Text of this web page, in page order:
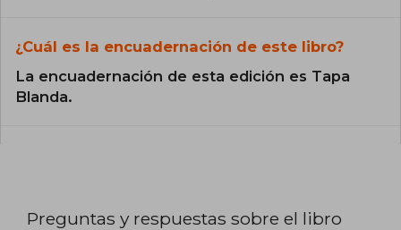
¿Cuál es la encuadernación de este libro?
La encuadernación de esta edición es Tapa
Blanda.
Preguntas y respuestas sobre el libro